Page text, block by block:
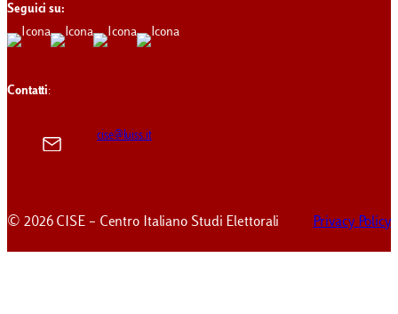
Seguici su:
Contatti:
cise@luiss.it
© 2026 CISE – Centro Italiano Studi Elettorali Privacy Policy